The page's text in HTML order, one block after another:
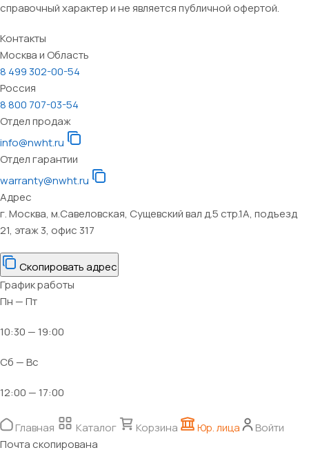
справочный характер и не является публичной офертой.
Контакты
Москва и Область
8 499 302-00-54
Россия
8 800 707-03-54
Отдел продаж
info@nwht.ru
Отдел гарантии
warranty@nwht.ru
Адрес
г. Москва, м.Савеловская, Сущевский вал д.5 стр.1А, подъезд
21, этаж 3, офис 317
Скопировать адрес
График работы
Пн — Пт
10:30 — 19:00
Сб — Вс
12:00 — 17:00
Главная Каталог Корзина Юр. лица
Войти
Почта скопирована